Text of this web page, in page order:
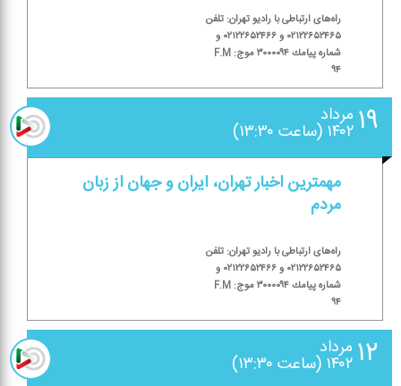
راه‌های ارتباطی با رادیو تهران: تلفن
۰۲۱۲۲۶۵۲۴۶۵ و ۰۲۱۲۲۶۵۲۴۶۶ و
شماره پیامك ۳۰۰۰۰۹۴ موج: F.M
۹۴
۱۹ مرداد
۱۴۰۲ (ساعت ۱۳:۳۰)
مهمترین اخبار تهران، ایران و جهان از زبان
مردم
راه‌های ارتباطی با رادیو تهران: تلفن
۰۲۱۲۲۶۵۲۴۶۵ و ۰۲۱۲۲۶۵۲۴۶۶ و
شماره پیامك ۳۰۰۰۰۹۴ موج: F.M
۹۴
۱۲ مرداد
۱۴۰۲ (ساعت ۱۳:۳۰)